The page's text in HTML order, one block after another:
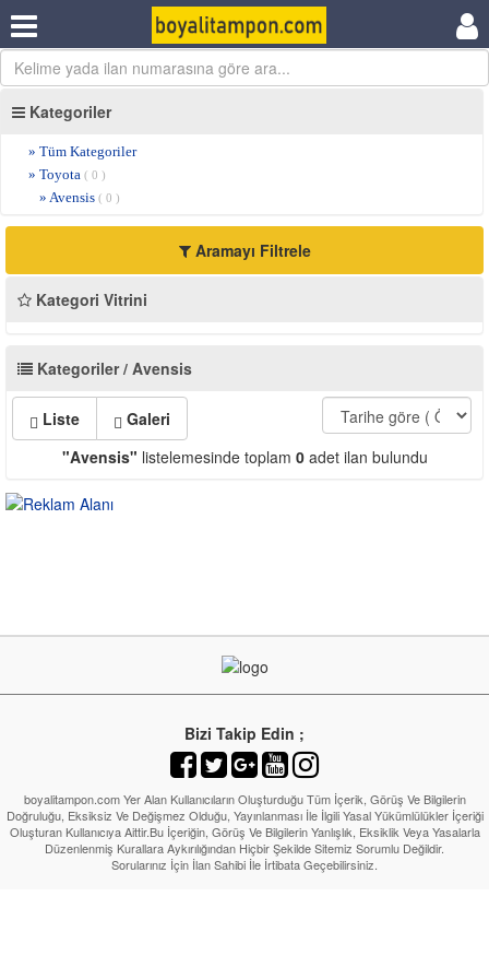
Kategoriler
» Tüm Kategoriler
» Toyota ( 0 )
» Avensis ( 0 )
Aramayı Filtrele
Kategori Vitrini
Kategoriler / Avensis
Liste
Galeri
"Avensis" listelemesinde toplam 0adet ilan bulundu
Bizi Takip Edin ;
boyalitampon.com Yer Alan Kullanıcıların Oluşturduğu Tüm İçerik, Görüş Ve Bilgilerin
Doğruluğu, Eksiksiz Ve Değişmez Olduğu, Yayınlanması İle İlgili Yasal Yükümlülükler İçeriği
Oluşturan Kullanıcıya Aittir.Bu İçeriğin, Görüş Ve Bilgilerin Yanlışlık, Eksiklik Veya Yasalarla
Düzenlenmiş Kurallara Aykırılığından Hiçbir Şekilde Sitemiz Sorumlu Değildir.
Sorularınız İçin İlan Sahibi İle İrtibata Geçebilirsiniz.